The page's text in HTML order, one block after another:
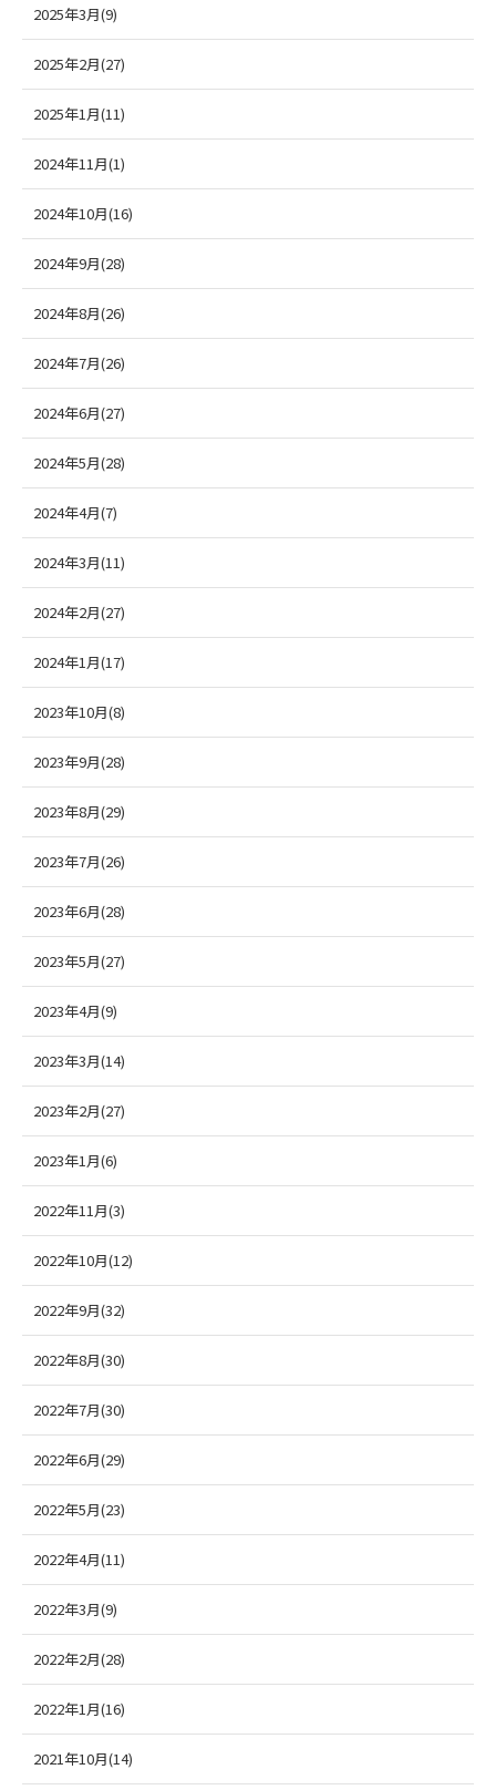
2025年3月(9)
2025年2月(27)
2025年1月(11)
2024年11月(1)
2024年10月(16)
2024年9月(28)
2024年8月(26)
2024年7月(26)
2024年6月(27)
2024年5月(28)
2024年4月(7)
2024年3月(11)
2024年2月(27)
2024年1月(17)
2023年10月(8)
2023年9月(28)
2023年8月(29)
2023年7月(26)
2023年6月(28)
2023年5月(27)
2023年4月(9)
2023年3月(14)
2023年2月(27)
2023年1月(6)
2022年11月(3)
2022年10月(12)
2022年9月(32)
2022年8月(30)
2022年7月(30)
2022年6月(29)
2022年5月(23)
2022年4月(11)
2022年3月(9)
2022年2月(28)
2022年1月(16)
2021年10月(14)